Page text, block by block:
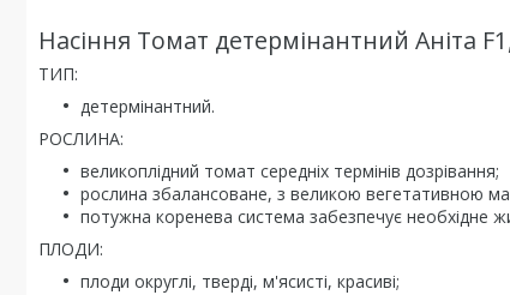
Насіння Томат детермінантний Аніта
ТИП:
детермінантний.
РОСЛИНА:
великоплідний томат середніх термінів дозрівання;
рослина збалансоване, з великою вегетативною
потужна коренева система забезпечує необхідне
ПЛОДИ:
плоди округлі, тверді, м'ясисті, красиві;